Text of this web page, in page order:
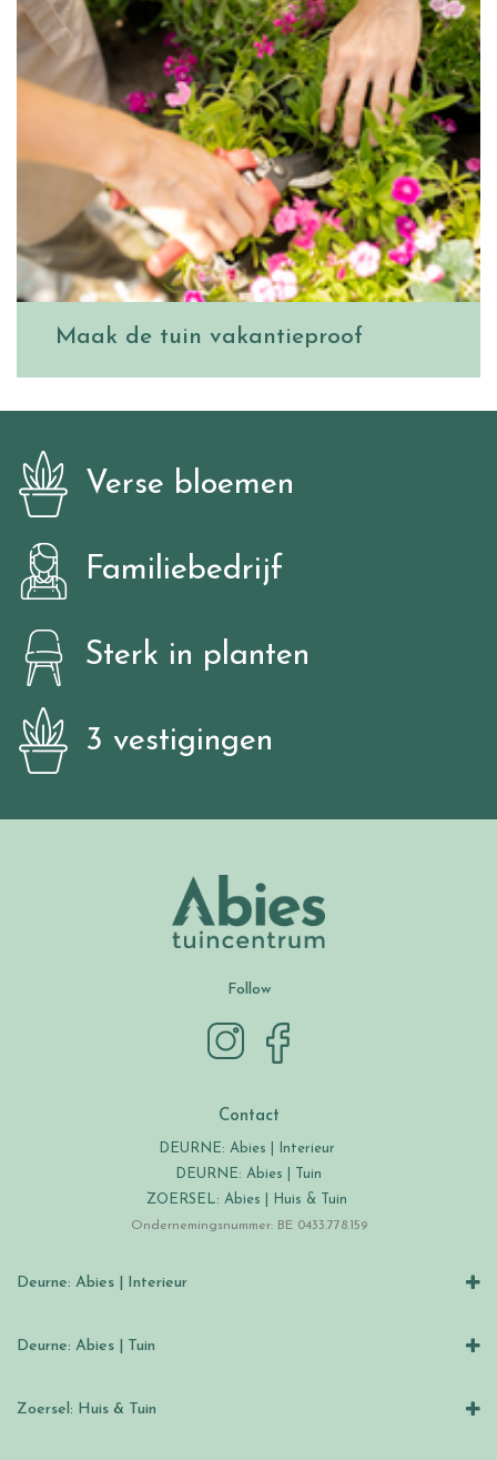
Maak de tuin vakantieproof
Verse bloemen
Familiebedrijf
Sterk in planten
3 vestigingen
Follow
Contact
DEURNE: Abies | Interieur
DEURNE: Abies | Tuin
ZOERSEL: Abies | Huis & Tuin
Ondernemingsnummer: BE 0433.778.159
Deurne: Abies | Interieur
Deurne: Abies | Tuin
Zoersel: Huis & Tuin